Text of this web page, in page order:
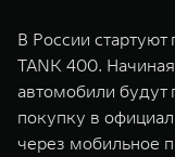
В России
TANK 400.
автомобили
покупку в
через мобильное